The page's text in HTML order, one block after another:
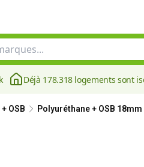
Déjà 178.318 logements sont
OSB Polyuréthane + OSB 18mm